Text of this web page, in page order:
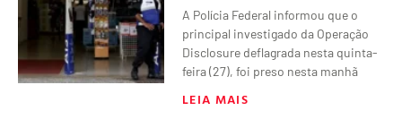
A Polícia Federal informou que o
principal investigado da Operação
Disclosure deflagrada nesta quinta-
feira (27), foi preso nesta manhã
LEIA MAIS